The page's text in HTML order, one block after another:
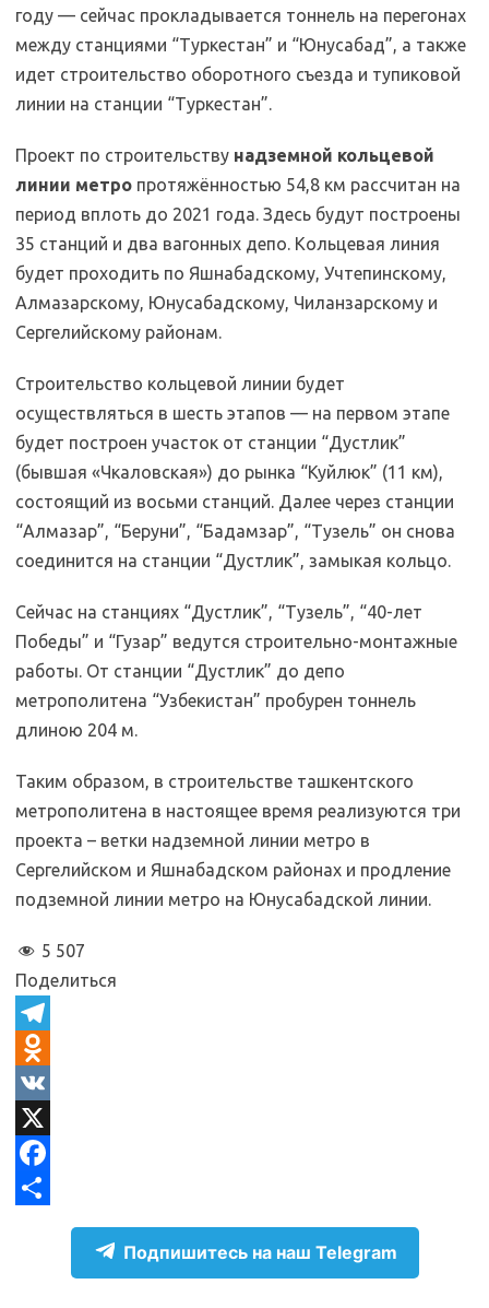
году — сейчас прокладывается тоннель на перегонах
между станциями “Туркестан” и “Юнусабад”, а также
идет строительство оборотного съезда и тупиковой
линии на станции “Туркестан”.
Проект по строительству надземной кольцевой
линии метро протяжённостью 54,8 км рассчитан на
период вплоть до 2021 года. Здесь будут построены
35 станций и два вагонных депо. Кольцевая линия
будет проходить по Яшнабадскому, Учтепинскому,
Алмазарскому, Юнусабадскому, Чиланзарскому и
Сергелийскому районам.
Строительство кольцевой линии будет
осуществляться в шесть этапов — на первом этапе
будет построен участок от станции “Дустлик”
(бывшая «Чкаловская») до рынка “Куйлюк” (11 км),
состоящий из восьми станций. Далее через станции
“Алмазар”, “Беруни”, “Бадамзар”, “Тузель” он снова
соединится на станции “Дустлик”, замыкая кольцо.
Сейчас на станциях “Дустлик”, “Тузель”, “40-лет
Победы” и “Гузар” ведутся строительно-монтажные
работы. От станции “Дустлик” до депо
метрополитена “Узбекистан” пробурен тоннель
длиною 204 м.
Таким образом, в строительстве ташкентского
метрополитена в настоящее время реализуются три
проекта – ветки надземной линии метро в
Сергелийском и Яшнабадском районах и продление
подземной линии метро на Юнусабадской линии.
5 507
Поделиться
T
e
e
g
O
d
n
o
V
KX
F
Подпишитесь на наш Telegram